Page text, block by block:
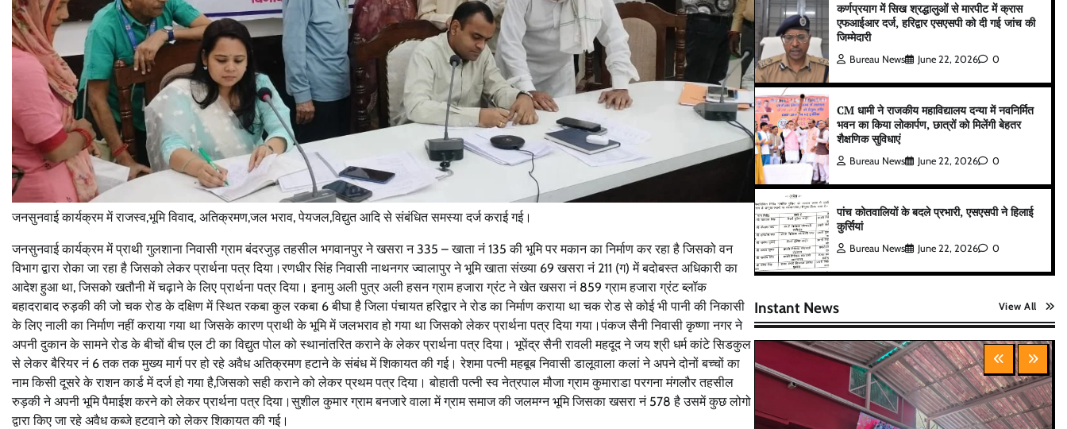
जनसुनवाई कार्यक्रम में राजस्व,भूमि विवाद, अतिक्रमण,जल भराव, पेयजल,विद्युत आदि से संबंधित समस्या दर्ज कराई गई।
जनसुनवाई कार्यक्रम में प्राथी गुलशाना निवासी ग्राम बंदरजुड़ तहसील भगवानपुर ने खसरा न 335 – खाता नं 135 की भूमि पर मकान का निर्माण कर रहा है जिसको वन
विभाग द्वारा रोका जा रहा है जिसको लेकर प्रार्थना पत्र दिया।रणधीर सिंह निवासी नाथनगर ज्वालापुर ने भूमि खाता संख्या 69 खसरा नं 211 (ग) में बदोबस्त अधिकारी का
आदेश हुआ था, जिसको खतौनी में चढ़ाने के लिए प्रार्थना पत्र दिया। इनामु अली पुत्र अली हसन ग्राम हजारा ग्रंट ने खेत खसरा नं 859 ग्राम हजारा ग्रंट ब्लॉक
बहादराबाद रुड़की की जो चक रोड के दक्षिण में स्थित रकबा कुल रकबा 6 बीघा है जिला पंचायत हरिद्वार ने रोड का निर्माण कराया था चक रोड से कोई भी पानी की निकासी
के लिए नाली का निर्माण नहीं कराया गया था जिसके कारण प्राथी के भूमि में जलभराव हो गया था जिसको लेकर प्रार्थना पत्र दिया गया।पंकज सैनी निवासी कृष्णा नगर ने
अपनी दुकान के सामने रोड के बीचों बीच एल टी का विद्युत पोल को स्थानांतरित कराने के लेकर प्रार्थना पत्र दिया। भूपेंद्र सैनी रावली महदूद ने जय श्री धर्म कांटे सिडकुल
से लेकर बैरियर नं 6 तक तक मुख्य मार्ग पर हो रहे अवैध अतिक्रमण हटाने के संबंध में शिकायत की गई। रेशमा पत्नी महबूब निवासी डालूवाला कलां ने अपने दोनों बच्चों का
नाम किसी दूसरे के राशन कार्ड में दर्ज हो गया है,जिसको सही कराने को लेकर प्रथम पत्र दिया। बोहाती पत्नी स्व नेत्रपाल मौजा ग्राम कुमाराडा परगना मंगलौर तहसील
रुड़की ने अपनी भूमि पैमाईश करने को लेकर प्रार्थना पत्र दिया।सुशील कुमार ग्राम बनजारे वाला में ग्राम समाज की जलमग्न भूमि जिसका खसरा नं 578 है उसमें कुछ लोगो
द्वारा किए जा रहे अवैध कब्जे हटवाने को लेकर शिकायत की गई।
कर्णप्रयाग में सिख श्रद्धालुओं से मारपीट में क्रास
एफआईआर दर्ज, हरिद्वार एसएसपी को दी गई जांच की
जिम्मेदारी
Bureau News June 22, 2026 0
CM धामी ने राजकीय महाविद्यालय दन्या में नवनिर्मित
भवन का किया लोकार्पण, छात्रों को मिलेंगी बेहतर
शैक्षणिक सुविधाएं
Bureau News June 22, 2026 0
पांच कोतवालियों के बदले प्रभारी, एसएसपी ने हिलाई
कुर्सियां
Bureau News June 22, 2026 0
Instant News View All